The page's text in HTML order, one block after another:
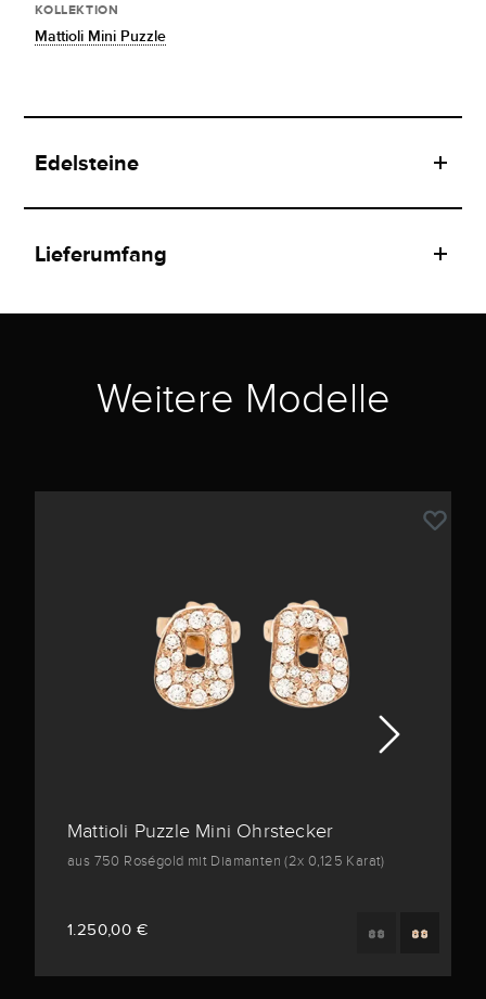
KOLLEKTION
Mattioli Mini Puzzle
Edelsteine
Lieferumfang
Weitere Modelle
Mattioli Puzzle Mini Ohrstecker
aus 750 Roségold mit Diamanten (2x 0,125 Karat)
1.250,00 €